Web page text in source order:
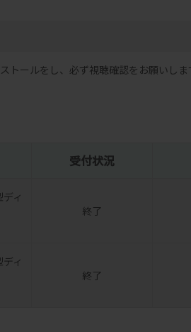
ールをし、必ず視聴確認をお願いしま
受付状況
ィ
終了
ィ
終了